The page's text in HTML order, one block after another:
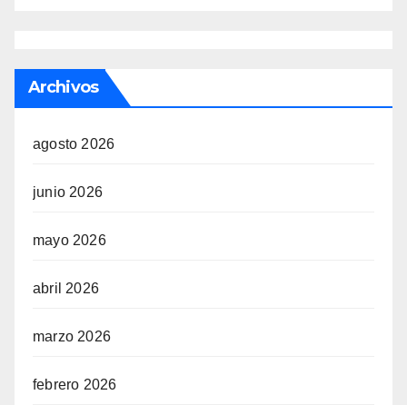
Archivos
agosto 2026
junio 2026
mayo 2026
abril 2026
marzo 2026
febrero 2026